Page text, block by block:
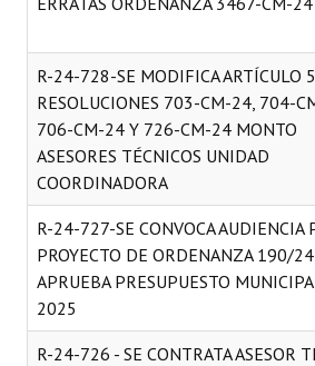
R-24-728-SE MODIFICA ARTÍCULO
RESOLUCIONES 703-CM-24, 704-
706-CM-24 Y 726-CM-24 MONTO
ASESORES TÉCNICOS UNIDAD
COORDINADORA
R-24-727-SE CONVOCA AUDIENCIA
PROYECTO DE ORDENANZA 190/
APRUEBA PRESUPUESTO
2025
R-24-726 - SE CONTRATA ASESOR